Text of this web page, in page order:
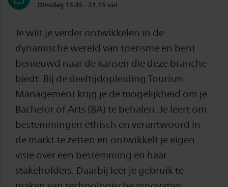
Dinsdag 15.45 - 21.15 uur
Je wilt je verder ontwikkelen in de
dynamische wereld van toerisme en bent
benieuwd naar de kansen die deze branche
biedt. Bij de deeltijdopleiding Tourism
Management krijg je de mogelijkheid om je
Bachelor of Arts (BA) te behalen. Je leert om
bestemmingen ethisch en verantwoord in
de markt te zetten en ontwikkelt je eigen
visie over een bestemming en haar
stakeholders. Daarbij leer je gebruik te